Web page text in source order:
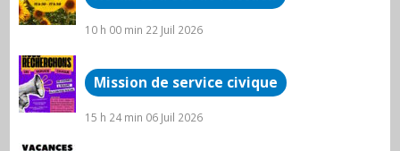
10 h 00 min 22 Juil 2026
Mission de service civique
15 h 24 min 06 Juil 2026